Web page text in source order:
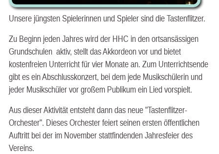
Unsere jüngsten Spielerinnen und Spieler sind die Tastenflitzer.
Zu Beginn jeden Jahres wird der HHC in den ortsansässigen
Grundschulen aktiv, stellt das Akkordeon vor und bietet
kostenfreien Unterricht für vier Monate an. Zum Unterrichtsende
gibt es ein Abschlusskonzert, bei dem jede Musikschülerin und
jeder Musikschüler vor großem Publikum ein Lied vorspielt.
Aus dieser Aktivität entsteht dann das neue "Tastenflitzer-
Orchester". Dieses Orchester feiert seinen ersten öffentlichen
Auftritt bei der im November stattfindenden Jahresfeier des
Vereins.